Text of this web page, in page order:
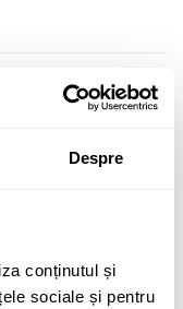
Despre
conținutul și
sociale și pentru